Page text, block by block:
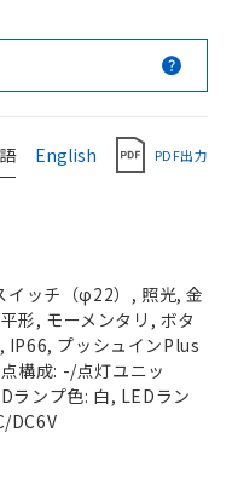
English PDF出力
イッチ（φ22）, 照光, 金
形, モーメンタリ, ボタ
IP66, プッシュインPlus
構成: -/点灯ユニッ
ランプ色: 白, LEDラン
DC6V